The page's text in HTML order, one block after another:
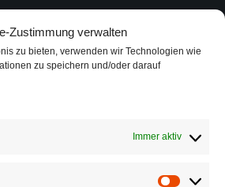
Zustimmung verwalten
zu bieten, verwenden wir Technologien wie
zu speichern und/oder darauf
Immer aktiv
0